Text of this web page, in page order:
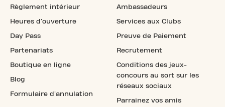
Règlement intérieur
Heures d'ouverture
Day Pass
Partenariats
Boutique en ligne
Blog
Formulaire d'annulation
Ambassadeurs
Services aux Clubs
Preuve de Paiement
Recrutement
Conditions des jeux-
concours au sort sur les
réseaux sociaux
Parrainez vos amis